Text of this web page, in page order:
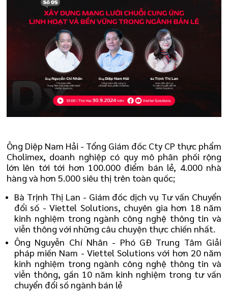
Ông Diệp Nam Hải - Tổng Giám đốc Cty CP thực phẩm
Cholimex, doanh nghiệp có quy mô phân phối rộng
lớn lên tới tới hơn 100.000 điểm bán lẻ, 4.000 nhà
hàng và hơn 5.000 siêu thị trên toàn quốc;
Bà Trịnh Thị Lan - Giám đốc dịch vụ Tư vấn Chuyển
đổi số - Viettel Solutions, chuyên gia hơn 18 năm
kinh nghiệm trong ngành công nghệ thông tin và
viễn thông với những câu chuyện thực chiến nhất.
Ông Nguyễn Chí Nhân - Phó GĐ Trung Tâm Giải
pháp miền Nam - Viettel Solutions với hơn 20 năm
kinh nghiệm trong ngành công nghệ thông tin và
viễn thông, gần 10 năm kinh nghiệm trong tư vấn
chuyển đổi số ngành bán lẻ